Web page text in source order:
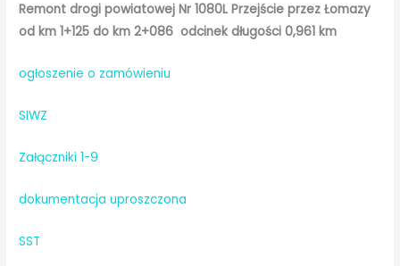
Remont drogi powiatowej Nr 1080L Przejście przez Łomazy
od km 1+125 do km 2+086 odcinek długości 0,961 km
ogłoszenie o zamówieniu
SIWZ
Załączniki 1-9
dokumentacja uproszczona
SST